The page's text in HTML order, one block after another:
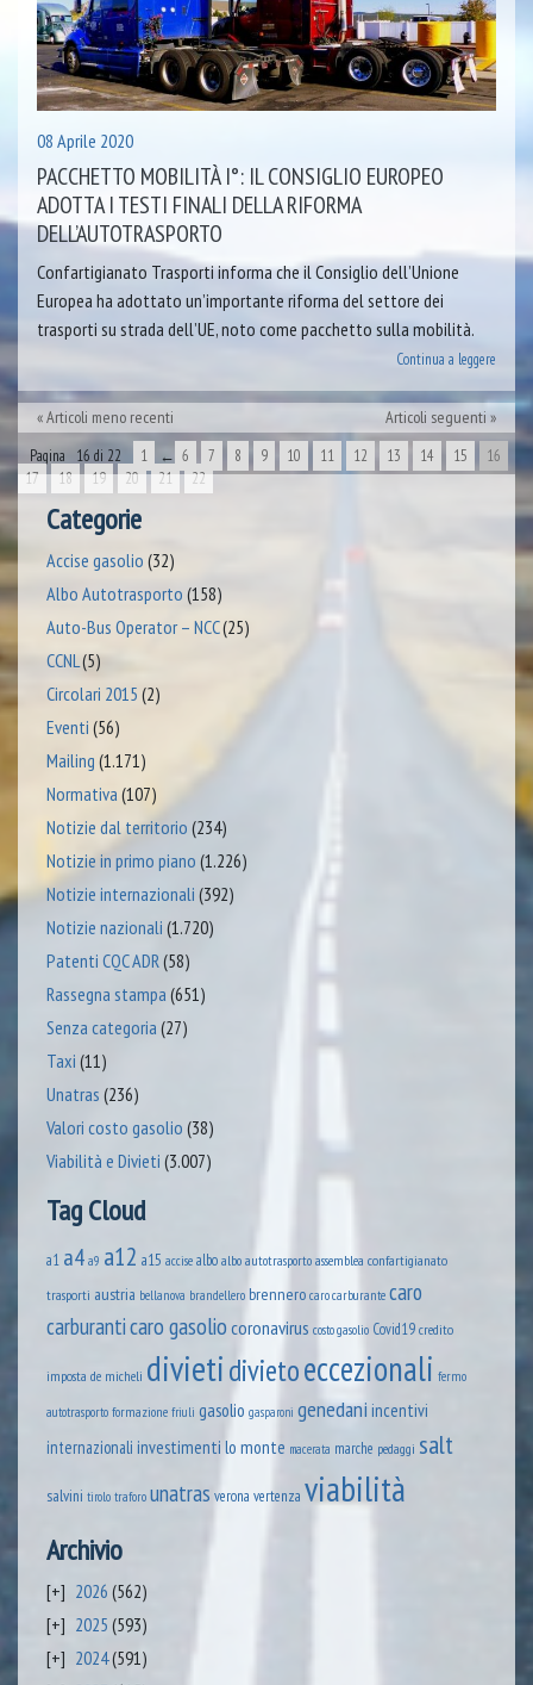
08 Aprile 2020
PACCHETTO MOBILITÀ I°: IL CONSIGLIO EUROPEO
ADOTTA I TESTI FINALI DELLA RIFORMA
DELL’AUTOTRASPORTO
Confartigianato Trasporti informa che il Consiglio dell’Unione
Europea ha adottato un’importante riforma del settore dei
trasporti su strada dell’UE, noto come pacchetto sulla mobilità.
Continua a leggere
Articoli meno recenti Articoli seguenti
Pagina 16 di 22 1 ← 6 7 8 9 10 11 12 13 14 15
16
17
18 19 20 21 22
Categorie
Accise gasolio (32)
Albo Autotrasporto (158)
Auto-Bus Operator – NCC(25)
CCNL(5)
Circolari 2015 (2)
Eventi (56)
Mailing (1.171)
Normativa (107)
Notizie dal territorio (234)
Notizie in primo piano (1.226)
Notizie internazionali (392)
Notizie nazionali (1.720)
Patenti CQC ADR(58)
Rassegna stampa (651)
Senza categoria (27)
Taxi (11)
Unatras (236)
Valori costo gasolio (38)
Viabilità e Divieti (3.007)
Tag Cloud
a1 a4 a9 a12 a15 accise albo albo autotrasporto assemblea confartigianato
trasporti austria bellanova brandellero brennero caro carburante caro
carburanticaro gasoliocoronavirus costo gasolio Covid19credito
imposta de micheli divietidivietoeccezionali fermo
autotrasporto formazione friuli gasolio gasparoni genedani incentivi
internazionali investimenti lo monte macerata marche pedaggi salt
salvini tirolo traforo unatras verona vertenza viabilità
Archivio
2026 (562)
2025 (593)
2024(591)